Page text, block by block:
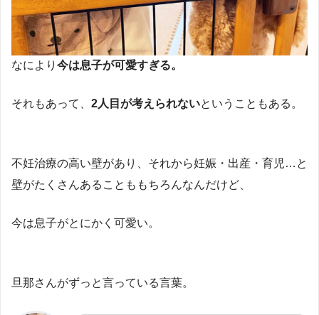
なにより 今は息子が可愛すぎる。
それもあって、 2人目が考えられないということもある。
不妊治療の高い壁があり、それから妊娠・出産・育児…と
壁がたくさんあることももちろんなんだけど、
今は息子がとにかく可愛い。
旦那さんがずっと言っている言葉。